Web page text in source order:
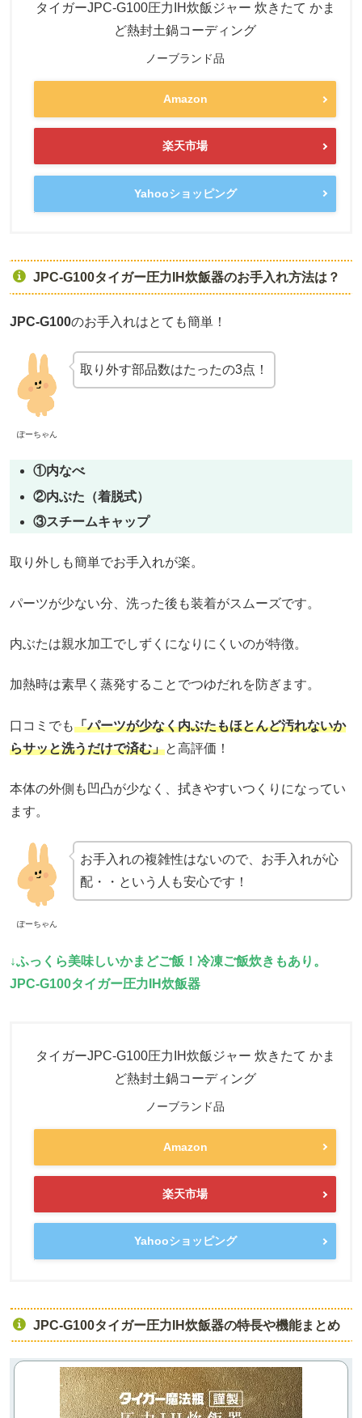
タイガーJPC-G100圧力IH炊飯ジャー 炊きたて かま
ど熱封土鍋コーディング
ノーブランド品
Amazon
楽天市場
Yahooショッピング
JPC-G100タイガー圧力IH炊飯器のお手入れ方法は？
JPC-G100のお手入れはとても簡単！
ぽーちゃん
取り外す部品数はたったの3点！
①内なべ
②内ぶた（着脱式）
③スチームキャップ
取り外しも簡単でお手入れが楽。
パーツが少ない分、洗った後も装着がスムーズです。
内ぶたは親水加工でしずくになりにくいのが特徴。
加熱時は素早く蒸発することでつゆだれを防ぎます。
口コミでも「パーツが少なく内ぶたもほとんど汚れないか
らサッと洗うだけで済む」と高評価！
本体の外側も凹凸が少なく、拭きやすいつくりになってい
ます。
ぽーちゃん
お手入れの複雑性はないので、お手入れが心
配・・という人も安心です！
↓ふっくら美味しいかまどご飯！冷凍ご飯炊きもあり。
JPC-G100タイガー圧力IH炊飯器
タイガーJPC-G100圧力IH炊飯ジャー 炊きたて かま
ど熱封土鍋コーディング
ノーブランド品
Amazon
楽天市場
Yahooショッピング
JPC-G100タイガー圧力IH炊飯器の特長や機能まとめ